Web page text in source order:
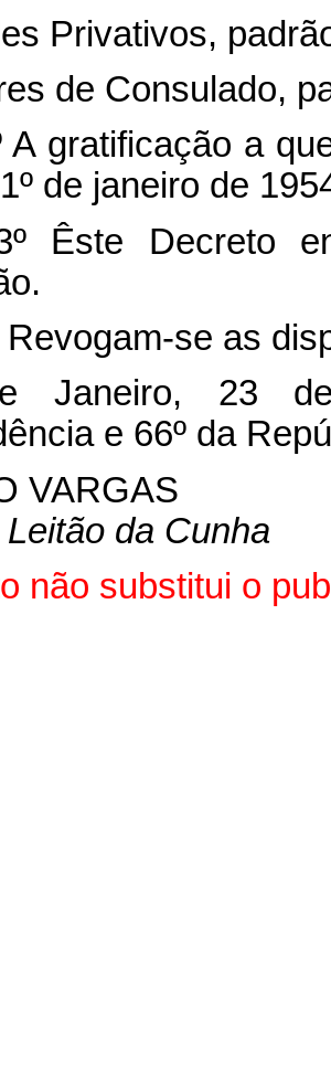
Privativos,
de Consulado,
A gratificação a
de janeiro de
Êste Decreto
Revogam-se as
Janeiro, 23
e 66º da
VARGAS
Leitão da Cunha
não substitui o